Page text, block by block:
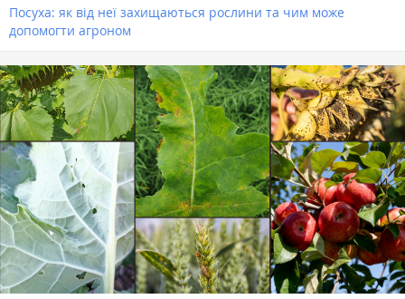
Посуха: як від неї захищаються рослини та чим може
допомогти агроном